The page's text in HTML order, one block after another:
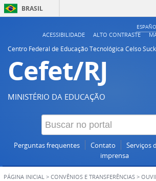
BRASIL
ACESSIBILIDADE ALTO CONTRASTE
Centro Federal de Educação Tecnológica Celso
Cefet/RJ
MINISTÉRIO DA EDUCAÇÃO
Perguntas frequentes Contato Serviços
imprensa
PÁGINA INICIAL > CONVÊNIOS E TRANSFERÊNCIAS >